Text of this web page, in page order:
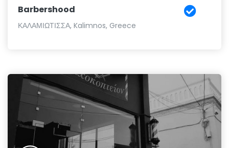
Barbershood
ΚΑΛΑΜΙΩΤΙΣΣΑ, Kalimnos, Greece